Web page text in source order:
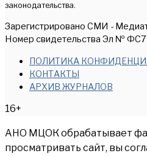
законодательства.
Зарегистрировано СМИ -
Номер свидетельства Эл №
ПОЛИТИКА
КОНТАКТЫ
АРХИВ ЖУРНАЛОВ
16+
АНО МЦОК обрабатывает
просматривать сайт, вы